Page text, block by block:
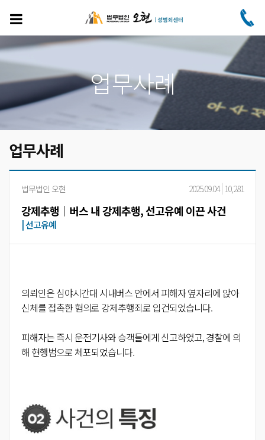
주
요
콘
텐
츠
건
뛰
업무사례
업무사례
법무법인 오현 2025.09.04 10,281
강제추행│버스 내 강제추행, 선고유예 이끈 사건
선고유예
의뢰인은 심야시간대 시내버스 안에서 피해자 옆자리에 앉아
신체를 접촉한 혐의로 강제추행죄로 입건되었습니다.
피해자는 즉시 운전기사와 승객들에게 신고하였고, 경찰에 의
해 현행범으로 체포되었습니다.